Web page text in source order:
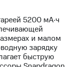
5200 мА·ч
и малом
зарядку
быструю